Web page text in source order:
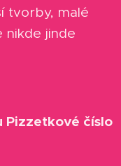
tvorby, malé
nikde jinde
Pizzetkové číslo